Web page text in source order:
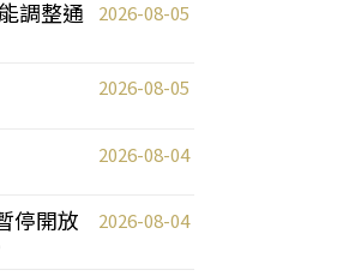
調整通
2026-08-05
2026-08-05
2026-08-04
停開放
2026-08-04